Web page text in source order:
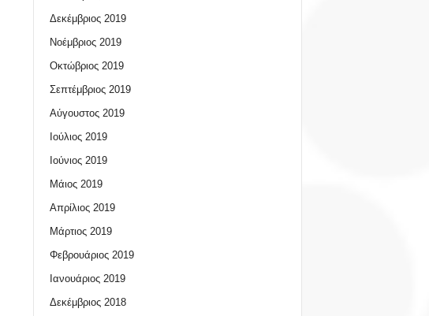
Δεκέμβριος 2019
Νοέμβριος 2019
Οκτώβριος 2019
Σεπτέμβριος 2019
Αύγουστος 2019
Ιούλιος 2019
Ιούνιος 2019
Μάιος 2019
Απρίλιος 2019
Μάρτιος 2019
Φεβρουάριος 2019
Ιανουάριος 2019
Δεκέμβριος 2018